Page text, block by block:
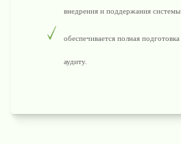
внедрения и поддержания системы
обеспечивается полная
аудиту.